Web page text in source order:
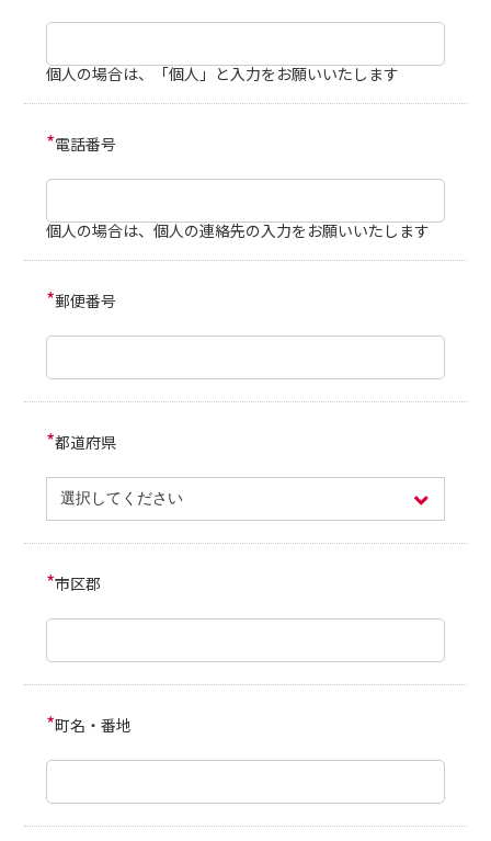
個人の場合は、「個人」と入力をお願いいたします
*電話番号
個人の場合は、個人の連絡先の入力をお願いいたします
*郵便番号
*都道府県
*市区郡
*町名・番地